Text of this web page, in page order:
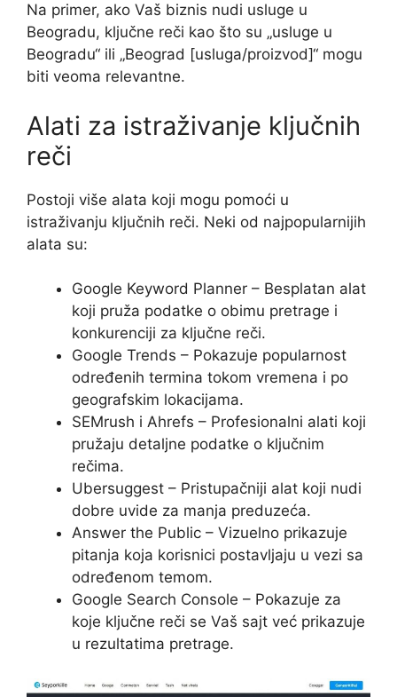
Na primer, ako Vaš biznis nudi usluge u
Beogradu, ključne reči kao što su „usluge u
Beogradu“ ili „Beograd [usluga/proizvod]“ mogu
biti veoma relevantne.
Alati za istraživanje ključnih
reči
Postoji više alata koji mogu pomoći u
istraživanju ključnih reči. Neki od najpopularnijih
alata su:
Google Keyword Planner – Besplatan alat
koji pruža podatke o obimu pretrage i
konkurenciji za ključne reči.
Google Trends – Pokazuje popularnost
određenih termina tokom vremena i po
geografskim lokacijama.
SEMrush i Ahrefs – Profesionalni alati koji
pružaju detaljne podatke o ključnim
rečima.
Ubersuggest – Pristupačniji alat koji nudi
dobre uvide za manja preduzeća.
Answer the Public – Vizuelno prikazuje
pitanja koja korisnici postavljaju u vezi sa
određenom temom.
Google Search Console – Pokazuje za
koje ključne reči se Vaš sajt već prikazuje
u rezultatima pretrage.